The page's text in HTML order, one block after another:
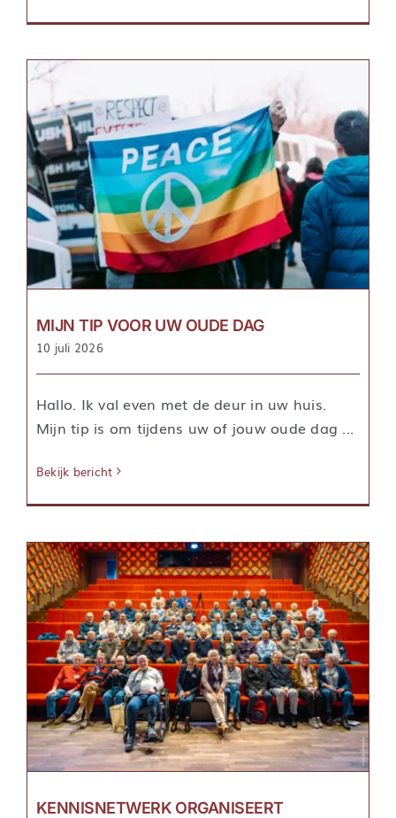
MIJN TIP VOOR UW OUDE DAG
10 juli 2026
Hallo. Ik val even met de deur in uw huis.
Mijn tip is om tijdens uw of jouw oude dag ...
Bekijk bericht
KENNISNETWERK ORGANISEERT